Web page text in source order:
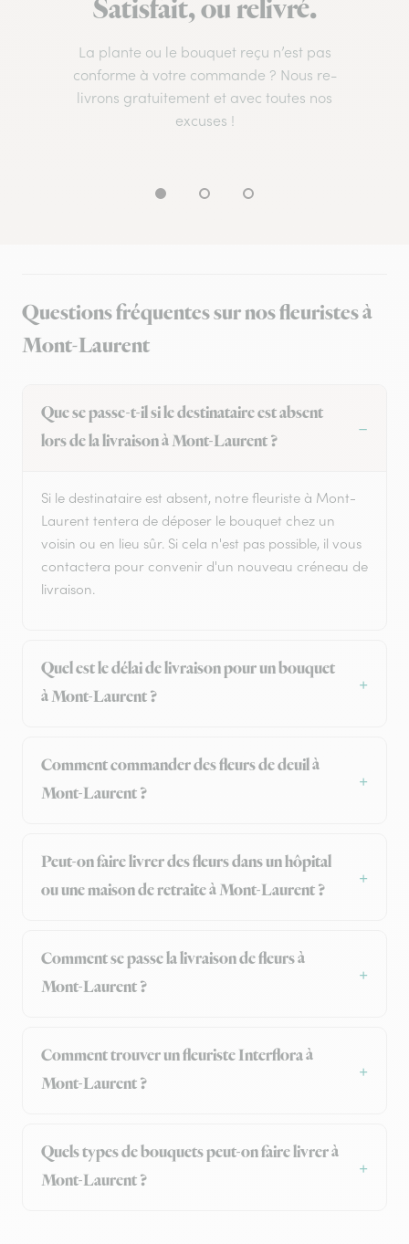
Satisfait, ou relivré.
La plante ou le bouquet reçu n’est pas
conforme à votre commande ? Nous re-
livrons gratuitement et avec toutes nos
excuses !
Questions fréquentes sur nos fleuristes à
Mont-Laurent
Que se passe-t-il si le destinataire est absent
lors de la livraison à Mont-Laurent ?
Si le destinataire est absent, notre fleuriste à Mont-
Laurent tentera de déposer le bouquet chez un
voisin ou en lieu sûr. Si cela n'est pas possible, il vous
contactera pour convenir d'un nouveau créneau de
livraison.
Quel est le délai de livraison pour un bouquet
à Mont-Laurent ?
Comment commander des fleurs de deuil à
Mont-Laurent ?
Peut-on faire livrer des fleurs dans un hôpital
ou une maison de retraite à Mont-Laurent ?
Comment se passe la livraison de fleurs à
Mont-Laurent ?
Comment trouver un fleuriste Interflora à
Mont-Laurent ?
Quels types de bouquets peut-on faire livrer à
Mont-Laurent ?